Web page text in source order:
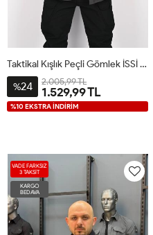
Taktikal Kışlık Peçli Gömlek İSSİ Antrasit
%24 2.005,99 TL
1.529,99 TL
%10 EKSTRA İNDİRİM
VADE FARKSIZ
3 TAKSİT
KARGO
BEDAVA